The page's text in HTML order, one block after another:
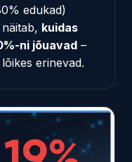
edukad)
kuidas
ni jõuavad –
erinevad.